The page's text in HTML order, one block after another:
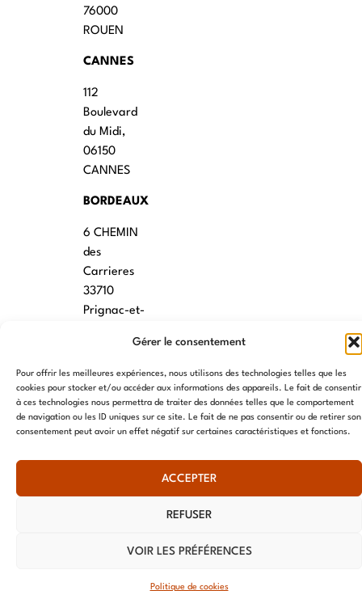
Gérer le consentement
Pour offrir les meilleures expériences, nous utilisons des technologies telles que les
cookies pour stocker et/ou accéder aux informations des appareils. Le fait de consentir
à ces technologies nous permettra de traiter des données telles que le comportement
de navigation ou les ID uniques sur ce site. Le fait de ne pas consentir ou de retirer son
consentement peut avoir un effet négatif sur certaines caractéristiques et fonctions.
ACCEPTER
REFUSER
VOIR LES PRÉFÉRENCES
Politique de cookies
76000
ROUEN
CANNES
112
Boulevard
du Midi,
06150
CANNES
BORDEAUX
6 CHEMIN
des
Carrieres
33710
Prignac-et-
7 rue des
écoles
34790
© AME 2024, tous droits réservés